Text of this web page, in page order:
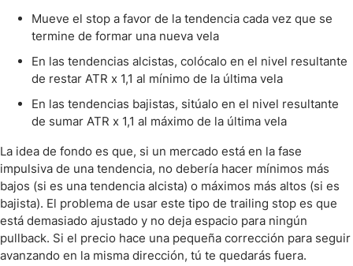
Mueve el stop a favor de la tendencia cada vez que se
termine de formar una nueva vela
En las tendencias alcistas, colócalo en el nivel resultante
de restar ATR x 1,1 al mínimo de la última vela
En las tendencias bajistas, sitúalo en el nivel resultante
de sumar ATR x 1,1 al máximo de la última vela
La idea de fondo es que, si un mercado está en la fase
impulsiva de una tendencia, no debería hacer mínimos más
bajos (si es una tendencia alcista) o máximos más altos (si es
bajista). El problema de usar este tipo de trailing stop es que
está demasiado ajustado y no deja espacio para ningún
pullback. Si el precio hace una pequeña corrección para seguir
avanzando en la misma dirección, tú te quedarás fuera.